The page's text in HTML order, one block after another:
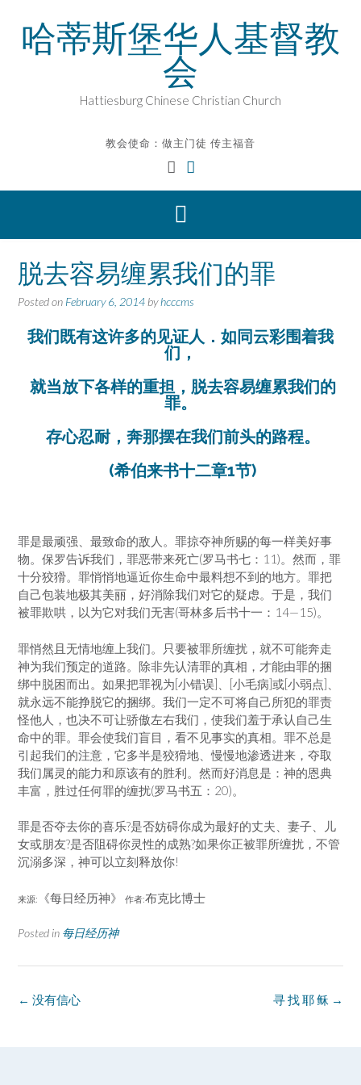
content哈蒂斯堡华人基督教
会
Hattiesburg Chinese Christian Church
教会使命：做主门徒 传主福音
脱去容易缠累我们的罪
Posted on February 6, 2014 byhcccms
我们既有这许多的见证人．如同云彩围着我
们，
就当放下各样的重担，脱去容易缠累我们的
罪。
存心忍耐，奔那摆在我们前头的路程。
(希伯来书十二章1节)
罪是最顽强、最致命的敌人。罪掠夺神所赐的每一样美好事
物。保罗告诉我们，罪恶带来死亡(罗马书七：11)。然而，罪
十分狡猾。罪悄悄地逼近你生命中最料想不到的地方。罪把
自己包装地极其美丽，好消除我们对它的疑虑。于是，我们
被罪欺哄，以为它对我们无害(哥林多后书十一：14—15)。
罪悄然且无情地缠上我们。只要被罪所缠扰，就不可能奔走
神为我们预定的道路。除非先认清罪的真相，才能由罪的捆
绑中脱困而出。如果把罪视为[小错误]、[小毛病]或[小弱点]、
就永远不能挣脱它的捆绑。我们一定不可将自己所犯的罪责
怪他人，也决不可让骄傲左右我们，使我们羞于承认自己生
命中的罪。罪会使我们盲目，看不见事实的真相。罪不总是
引起我们的注意，它多半是狡猾地、慢慢地渗透进来，夺取
我们属灵的能力和原该有的胜利。然而好消息是：神的恩典
丰富，胜过任何罪的缠扰(罗马书五：20)。
罪是否夺去你的喜乐?是否妨碍你成为最好的丈夫、妻子、儿
女或朋友?是否阻碍你灵性的成熟?如果你正被罪所缠扰，不管
沉溺多深，神可以立刻释放你!
来源: 《每日经历神》 作者:布克比博士
Posted in 每日经历神
Post
寻 找 耶 稣 →
← 没有信心